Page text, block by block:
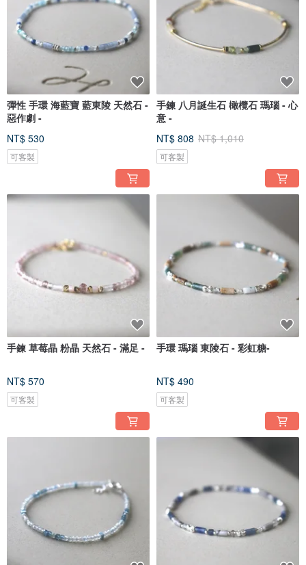
彈性 手環 海藍寶 藍東陵 天然石 -
惡作劇 -
NT$ 530
可客製
手鍊 八月誕生石 橄欖石 瑪瑙 - 心
意 -
NT$ 808 NT$ 1,010
可客製
手鍊 草莓晶 粉晶 天然石 - 滿足 -
NT$ 570
可客製
手環 瑪瑙 東陵石 - 彩虹糖-
NT$ 490
可客製